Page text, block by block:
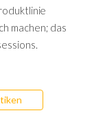
machen; das